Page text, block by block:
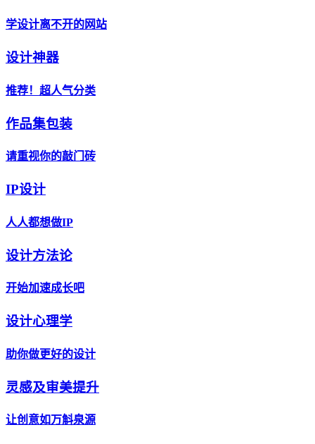
学设计离不开的网站
设计神器
推荐！超人气分类
作品集包装
请重视你的敲门砖
IP设计
人人都想做IP
设计方法论
开始加速成长吧
设计心理学
助你做更好的设计
灵感及审美提升
让创意如万斛泉源